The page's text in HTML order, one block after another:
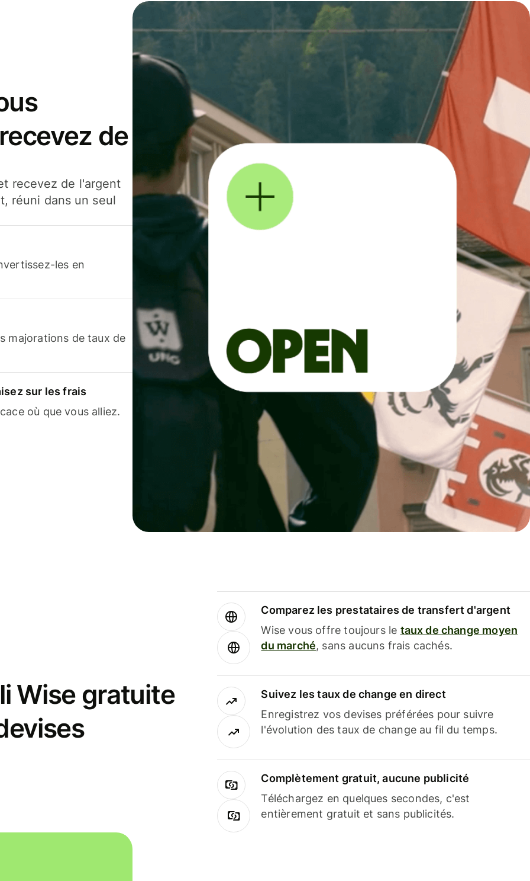
de
recevez de l'argent
réuni dans un seul
les en
majorations de taux de
sur les frais
où que vous alliez.
Wise gratuite
Comparez les prestataires de transfert d'argent
Wise vous offre toujours le taux de change moyen
du marché, sans aucuns frais cachés.
Suivez les taux de change en direct
Enregistrez vos devises préférées pour suivre
l'évolution des taux de change au fil du temps.
Complètement gratuit, aucune publicité
Téléchargez en quelques secondes, c'est
entièrement gratuit et sans publicités.